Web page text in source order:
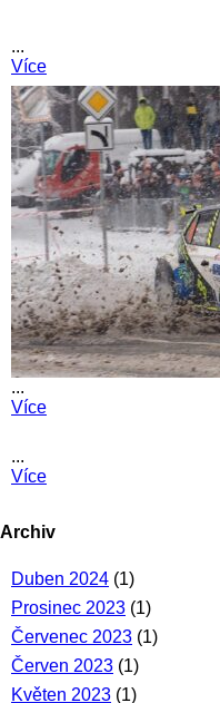
...
Více
...
Více
...
Více
Archiv
Duben 2024 (1)
Prosinec 2023 (1)
Červenec 2023 (1)
Červen 2023 (1)
Květen 2023 (1)